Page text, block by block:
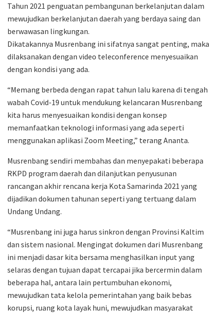
Tahun 2021 penguatan pembangunan berkelanjutan dalam
mewujudkan berkelanjutan daerah yang berdaya saing dan
berwawasan lingkungan.
Dikatakannya Musrenbang ini sifatnya sangat penting, maka
dilaksanakan dengan video teleconference menyesuaikan
dengan kondisi yang ada.
“Memang berbeda dengan rapat tahun lalu karena di tengah
wabah Covid-19 untuk mendukung kelancaran Musrenbang
kita harus menyesuaikan kondisi dengan konsep
memanfaatkan teknologi informasi yang ada seperti
menggunakan aplikasi Zoom Meeting,” terang Ananta.
Musrenbang sendiri membahas dan menyepakati beberapa
RKPD program daerah dan dilanjutkan penyusunan
rancangan akhir rencana kerja Kota Samarinda 2021 yang
dijadikan dokumen tahunan seperti yang tertuang dalam
Undang Undang.
“Musrenbang ini juga harus sinkron dengan Provinsi Kaltim
dan sistem nasional. Mengingat dokumen dari Musrenbang
ini menjadi dasar kita bersama menghasilkan input yang
selaras dengan tujuan dapat tercapai jika bercermin dalam
beberapa hal, antara lain pertumbuhan ekonomi,
mewujudkan tata kelola pemerintahan yang baik bebas
korupsi, ruang kota layak huni, mewujudkan masyarakat